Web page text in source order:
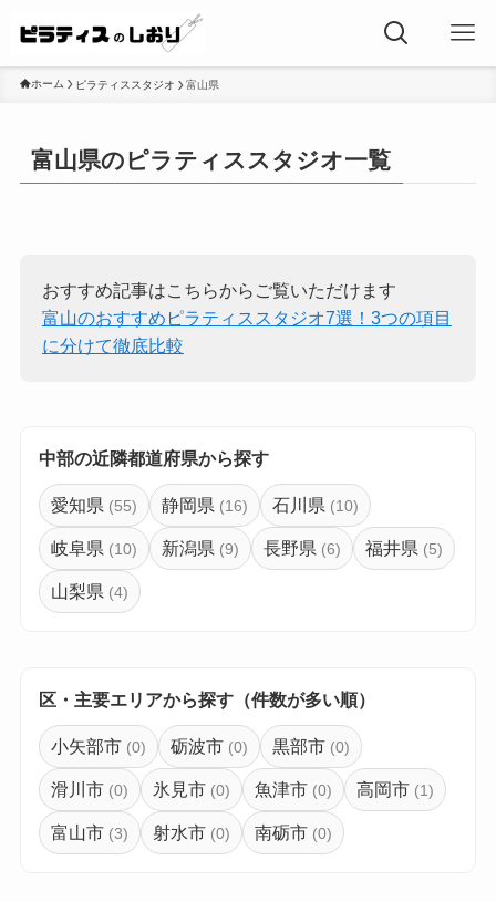
ホーム ピラティススタジオ 富山県
富山県のピラティススタジオ一覧
おすすめ記事はこちらからご覧いただけます
富山のおすすめピラティススタジオ7選！3つの項目
に分けて徹底比較
中部の近隣都道府県から探す
愛知県 (55) 静岡県 (16) 石川県 (10)
岐阜県 (10) 新潟県 (9) 長野県 (6) 福井県 (5)
山梨県 (4)
区・主要エリアから探す（件数が多い順）
小矢部市 (0) 砺波市 (0) 黒部市 (0)
滑川市 (0) 氷見市 (0) 魚津市 (0) 高岡市 (1)
富山市 (3) 射水市 (0) 南砺市 (0)